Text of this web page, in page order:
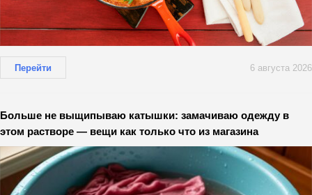
Перейти 6 августа 2026
Больше не выщипываю катышки: замачиваю одежду в
этом растворе — вещи как только что из магазина